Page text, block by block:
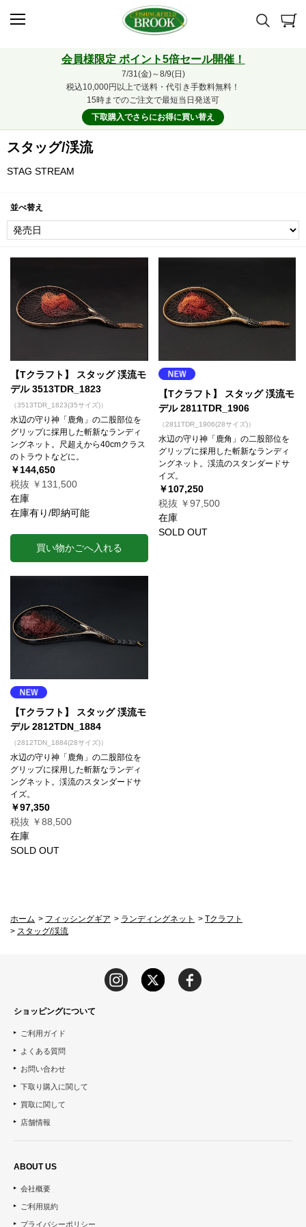
会員様限定 ポイント5倍セール開催！
7/31(金)～8/9(日)
税込10,000円以上で送料・代引き手数料無料！
15時までのご注文で最短当日発送可
下取購入でさらにお得に買い替え
スタッグ/渓流
STAG STREAM
並べ替え
【Tクラフト】 スタッグ 渓流モ
デル 3513TDR_1823
（3513TDR_1823(35サイズ)）
水辺の守り神「鹿角」の二股部位を
グリップに採用した斬新なランディ
ングネット。尺超えから40cmクラス
のトラウトなどに。
￥144,650
税抜 ￥131,500
在庫
在庫有り/即納可能
買い物かごへ入れる
【Tクラフト】 スタッグ 渓流モ
デル 2811TDR_1906
（2811TDR_1906(28サイズ)）
水辺の守り神「鹿角」の二股部位を
グリップに採用した斬新なランディ
ングネット。渓流のスタンダードサ
イズ。
￥107,250
税抜 ￥97,500
在庫
SOLD OUT
【Tクラフト】 スタッグ 渓流モ
デル 2812TDN_1884
（2812TDN_1884(28サイズ)）
水辺の守り神「鹿角」の二股部位を
グリップに採用した斬新なランディ
ングネット。渓流のスタンダードサ
イズ。
￥97,350
税抜 ￥88,500
在庫
SOLD OUT
ホーム > フィッシングギア > ランディングネット > Tクラフト
> スタッグ/渓流
ショッピングについて
ご利用ガイド
よくある質問
お問い合わせ
下取り購入に関して
買取に関して
店舗情報
ABOUT US
会社概要
ご利用規約
プライバシーポリシー